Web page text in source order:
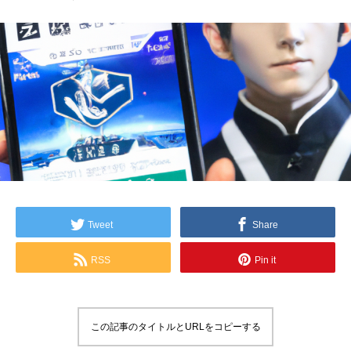
Tweet Share
RSS Pin it
この記事のタイトルとURLをコピーする